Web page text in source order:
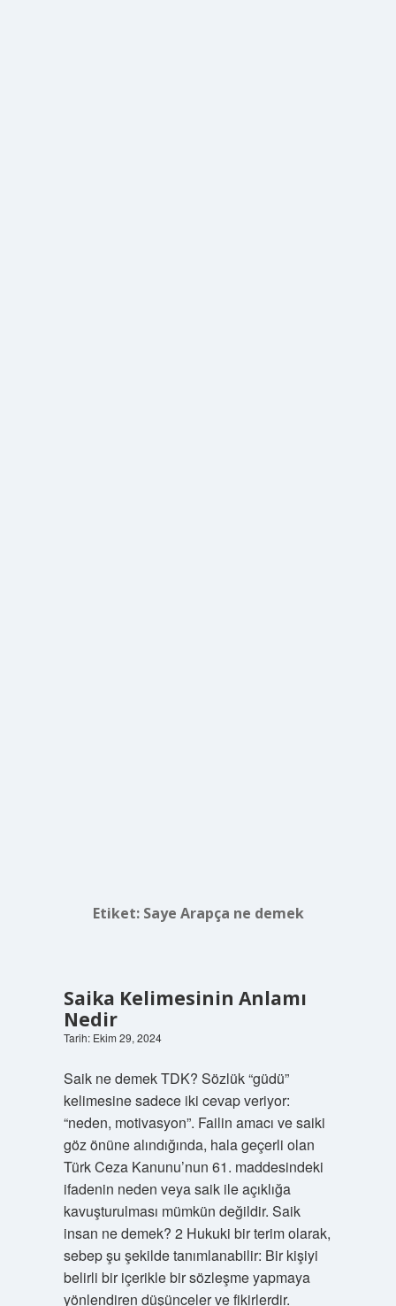
Etiket: Saye Arapça ne demek
Saika Kelimesinin Anlamı
Nedir
Tarih: Ekim 29, 2024
Saik ne demek TDK? Sözlük “güdü”
kelimesine sadece iki cevap veriyor:
“neden, motivasyon”. Failin amacı ve saiki
göz önüne alındığında, hala geçerli olan
Türk Ceza Kanunu’nun 61. maddesindeki
ifadenin neden veya saik ile açıklığa
kavuşturulması mümkün değildir. Saik
insan ne demek? 2 Hukuki bir terim olarak,
sebep şu şekilde tanımlanabilir: Bir kişiyi
belirli bir içerikle bir sözleşme yapmaya
yönlendiren düşünceler ve fikirlerdir.